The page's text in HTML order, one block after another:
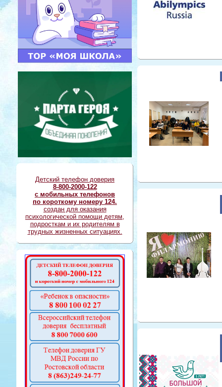
Детский телефон доверия
8-800-2000-122
с мобильных телефонов
по короткому номеру 124.
создан для оказания
психологической помощи детям,
подросткам и их родителям в
трудных жизненных ситуациях.